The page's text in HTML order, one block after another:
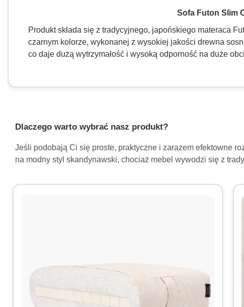
Sofa Futon Slim
Produkt składa się z tradycyjnego, japońskiego materaca
czarnym kolorze, wykonanej z wysokiej jakości drewna
co daje dużą wytrzymałość i wysoką odporność na duże
Dlaczego warto wybrać nasz produkt?
Jeśli podobają Ci się proste, praktyczne i zarazem efektowne
na modny styl skandynawski, chociaż mebel wywodzi się z